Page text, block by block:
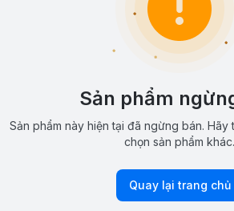
Sản phẩm
Sản phẩm này hiện tại đã ngừng bán.
chọn sản phẩm khác.
Quay lại trang chủ